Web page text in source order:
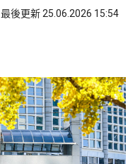
最後更新 25.06.2026 15:54